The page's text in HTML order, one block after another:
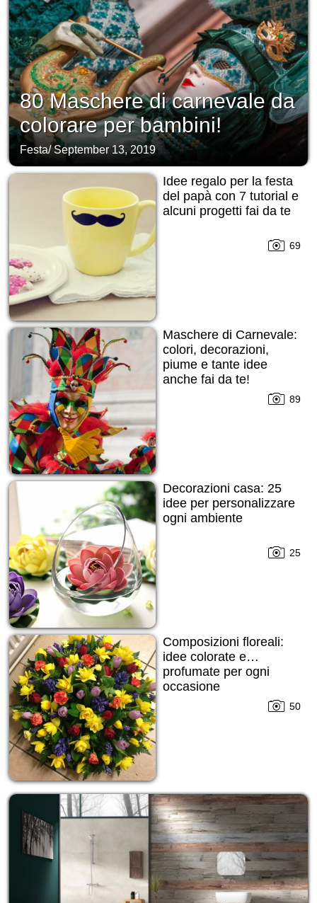
80 Maschere di carnevale da
colorare per bambini!
Festa/September 13, 2019
Idee regalo per la festa
del papà con 7 tutorial e
alcuni progetti fai da te
69
Maschere di Carnevale:
colori, decorazioni,
piume e tante idee
anche fai da te!
89
Decorazioni casa: 25
idee per personalizzare
ogni ambiente
25
Composizioni floreali:
idee colorate e…
profumate per ogni
occasione
50